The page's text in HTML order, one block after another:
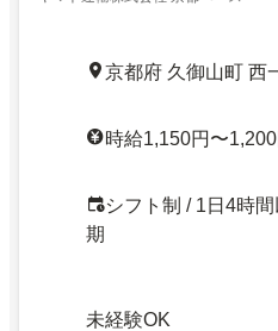
京都府 久御山町 西
時給1,150円〜
シフト制 / 1日4時
期
未経験OK